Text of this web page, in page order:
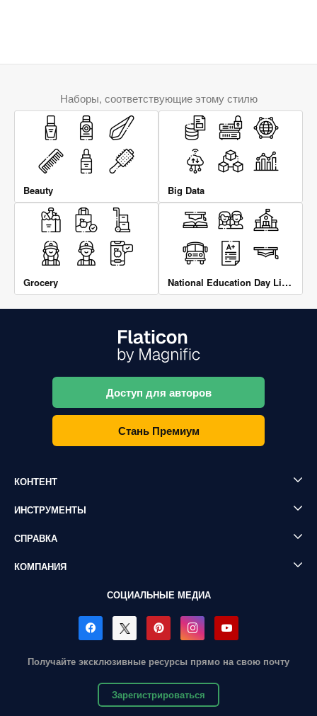
Наборы, соответствующие этому стилю
Beauty Big Data
Grocery National Education Day Lineal 1 Of 2
Доступ для авторов
Стань Премиум
КОНТЕНТ
ИНСТРУМЕНТЫ
СПРАВКА
КОМПАНИЯ
СОЦИАЛЬНЫЕ МЕДИА
Получайте эксклюзивные ресурсы прямо на свою почту
Зарегистрироваться